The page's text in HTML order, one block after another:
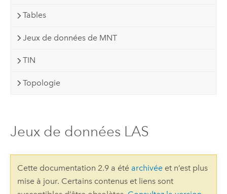
Tables
Jeux de données de MNT
TIN
Topologie
Jeux de données LAS
Cette documentation 2.9 a été archivéeet n’est plus
mise à jour. Certains contenus et liens sont